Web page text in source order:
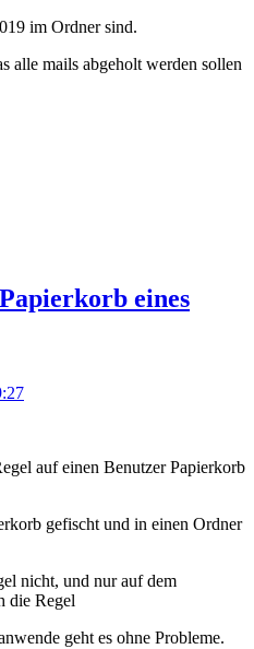
im Ordner sind.
alle mails abgeholt werden sollen
eines
auf einen Benutzer Papierkorb
gefischt und in einen Ordner
nicht, und nur auf dem
die Regel
geht es ohne Probleme.